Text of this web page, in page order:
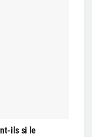
ils si le